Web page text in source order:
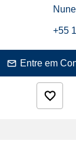
+55
Entre em